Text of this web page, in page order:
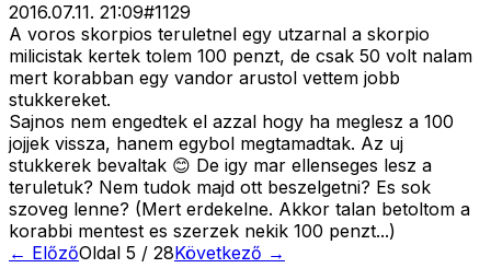
2016.07.11. 21:09#1129
A voros skorpios teruletnel egy utzarnal a skorpio
milicistak kertek tolem 100 penzt, de csak 50 volt nalam
mert korabban egy vandor arustol vettem jobb
stukkereket.
Sajnos nem engedtek el azzal hogy ha meglesz a 100
jojjek vissza, hanem egybol megtamadtak. Az uj
stukkerek bevaltak 😊 De igy mar ellenseges lesz a
teruletuk? Nem tudok majd ott beszelgetni? Es sok
szoveg lenne? (Mert erdekelne. Akkor talan betoltom a
korabbi mentest es szerzek nekik 100 penzt...)
← ElőzőOldal 5 / 28Következő →